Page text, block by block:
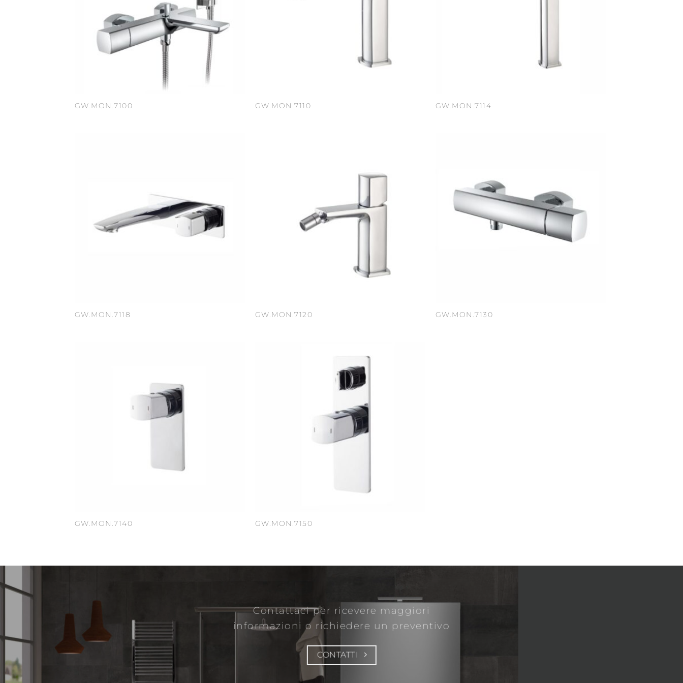
GW.MON.7100 GW.MON.7110 GW.MON.7114
GW.MON.7118 GW.MON.7120 GW.MON.7130
GW.MON.7140 GW.MON.7150
Contattaci per ricevere maggiori
informazionio richiedere un preventivo
CONTATTI